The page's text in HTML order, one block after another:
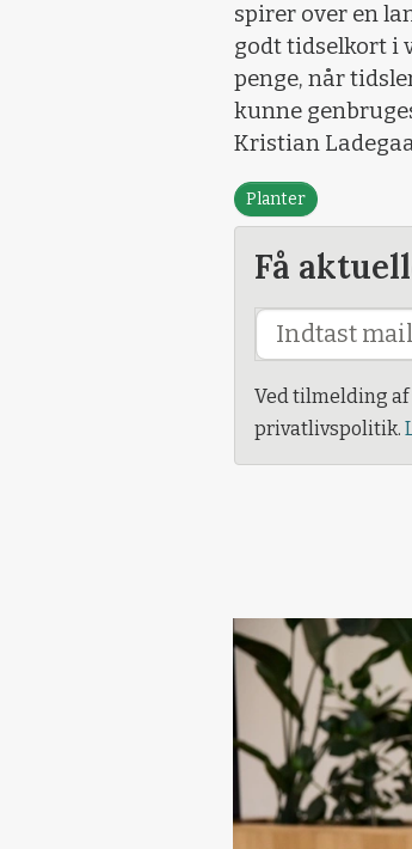
spirer over en
godt tidselkort i
penge, når
kunne
Kristian
Planter
Få
Ved tilmelding af
privatlivspolitik.